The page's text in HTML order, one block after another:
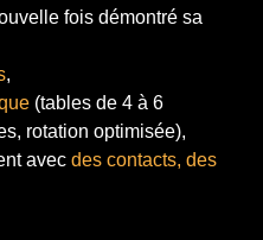
fois démontré sa
,
(tables de 4 à 6
rotation optimisée),
avec des contacts, des